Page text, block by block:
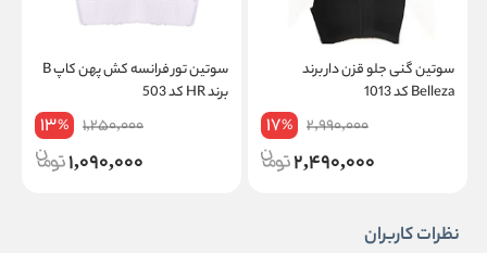
سوتین گنی جلو قزن دار برند
Belleza کد 1013
2,990,000
17%
2,490,000
سوتین تور فرانسه کش پهن کاپ B
برند HR کد 503
1,250,000
13%
1,090,000
نظرات کاربران